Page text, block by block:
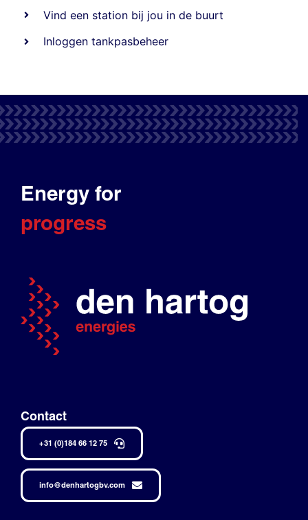
Vind een station bij jou in de buurt
Inloggen tankpasbeheer
Energy for
progress
Contact
+31 (0)184 66 12 75
info@denhartogbv.com